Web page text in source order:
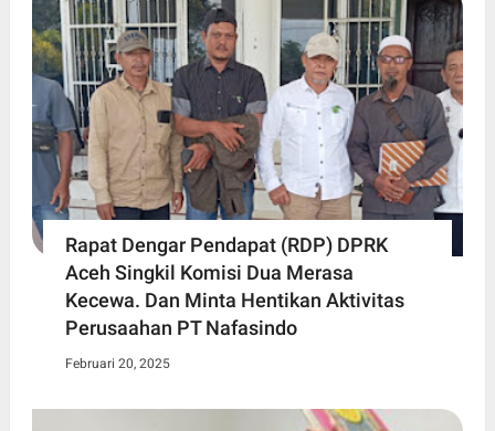
Rapat Dengar Pendapat (RDP) DPRK
Aceh Singkil Komisi Dua Merasa
Kecewa. Dan Minta Hentikan Aktivitas
Perusaahan PT Nafasindo
Februari 20, 2025